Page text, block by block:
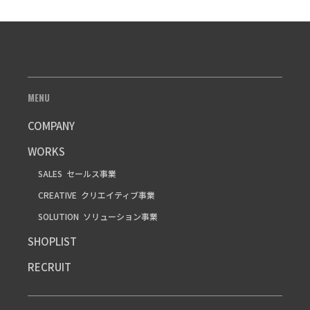
MENU
COMPANY
WORKS
SALES セールス事業
CREATIVE クリエイティブ事業
SOLUTION ソリューション事業
SHOPLIST
RECRUIT